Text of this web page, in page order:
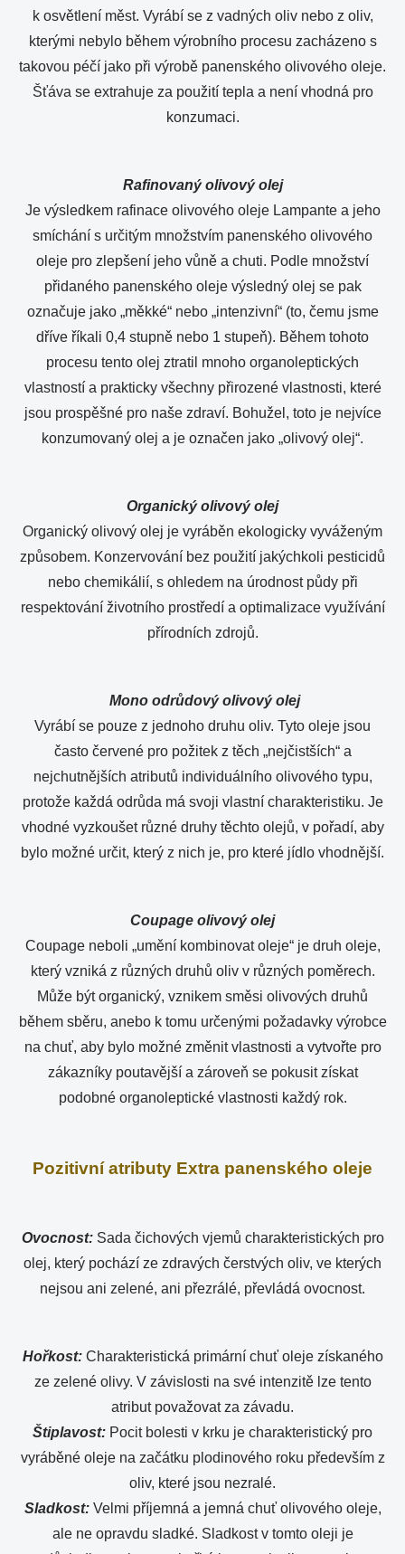
k osvětlení měst. Vyrábí se z vadných oliv nebo z oliv,
kterými nebylo během výrobního procesu zacházeno s
takovou péčí jako při výrobě panenského olivového oleje.
Šťáva se extrahuje za použití tepla a není vhodná pro
konzumaci.
Rafinovaný olivový olej
Je výsledkem rafinace olivového oleje Lampante a jeho
smíchání s určitým množstvím panenského olivového
oleje pro zlepšení jeho vůně a chuti. Podle množství
přidaného panenského oleje výsledný olej se pak
označuje jako „měkké“ nebo „intenzivní“ (to, čemu jsme
dříve říkali 0,4 stupně nebo 1 stupeň). Během tohoto
procesu tento olej ztratil mnoho organoleptických
vlastností a prakticky všechny přirozené vlastnosti, které
jsou prospěšné pro naše zdraví. Bohužel, toto je nejvíce
konzumovaný olej a je označen jako „olivový olej“.
Organický olivový olej
Organický olivový olej je vyráběn ekologicky vyváženým
způsobem. Konzervování bez použití jakýchkoli pesticidů
nebo chemikálií, s ohledem na úrodnost půdy při
respektování životního prostředí a optimalizace využívání
přírodních zdrojů.
Mono odrůdový olivový olej
Vyrábí se pouze z jednoho druhu oliv. Tyto oleje jsou
často červené pro požitek z těch „nejčistších“ a
nejchutnějších atributů individuálního olivového typu,
protože každá odrůda má svoji vlastní charakteristiku. Je
vhodné vyzkoušet různé druhy těchto olejů, v pořadí, aby
bylo možné určit, který z nich je, pro které jídlo vhodnější.
Coupage olivový olej
Coupage neboli „umění kombinovat oleje“ je druh oleje,
který vzniká z různých druhů oliv v různých poměrech.
Může být organický, vznikem směsi olivových druhů
během sběru, anebo k tomu určenými požadavky výrobce
na chuť, aby bylo možné změnit vlastnosti a vytvořte pro
zákazníky poutavější a zároveň se pokusit získat
podobné organoleptické vlastnosti každý rok.
Pozitivní atributy Extra panenského oleje
Ovocnost:Sada čichových vjemů charakteristických pro
olej, který pochází ze zdravých čerstvých oliv, ve kterých
nejsou ani zelené, ani přezrálé, převládá ovocnost.
Hořkost:Charakteristická primární chuť oleje získaného
ze zelené olivy. V závislosti na své intenzitě lze tento
atribut považovat za závadu.
Štiplavost: Pocit bolesti v krku je charakteristický pro
vyráběné oleje na začátku plodinového roku především z
oliv, které jsou nezralé.
Sladkost:Velmi příjemná a jemná chuť olivového oleje,
ale ne opravdu sladké. Sladkost v tomto oleji je